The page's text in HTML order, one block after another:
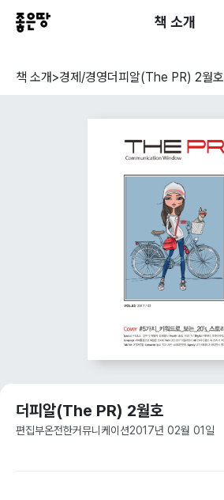
책 소개
책 소개>경제/경영더피알(The PR) 2월호
더피알(The PR) 2월호
편집부온전한커뮤니케이션2017년 02월 01일